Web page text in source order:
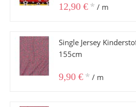
12,90 € * / m
Single Jersey
155cm
9,90 € * / m